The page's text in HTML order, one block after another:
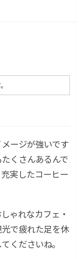
ージが強いです
くさんあるんで
実したコーヒー
ゃれなカフェ・
で疲れた足を休
くださいね。